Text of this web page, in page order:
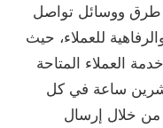
طرق ووسائل تواصل
للعملاء، حيث
العملاء المتاحة
ساعة في كل
من خلال إرسال